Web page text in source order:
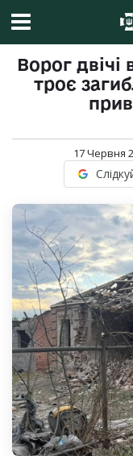
Ворог двічі
троє
17 Червня